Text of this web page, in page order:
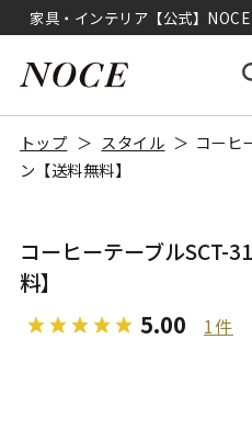
家具・インテリア【公式】
トップ スタイル
コーヒ
ン【送料無料】
コーヒーテーブルSCT-
料】
5.00 1件